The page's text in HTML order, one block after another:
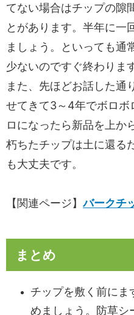
てない場合はチップの隙
とがあります。半年に一
ましょう。といっても通
少ないのですぐ終わりま
また、先ほどお話した通
せてきて3～4年でボロボ
ロになったら新品を上か
朽ちたチップは土に還る
も大丈夫です。
【関連ページ】バークチ
まとめ
チップを敷く前にま
めましょう。防草シ